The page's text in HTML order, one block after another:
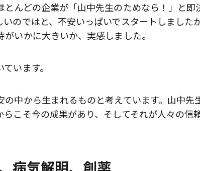
んどの企業が「山中先生のためなら！」と即
のではと、不安いっぱいでスタートしましたが
いかに大きいか、実感しました。
います。
中から生まれるものと考えています。山中先
こそ今の成果があり、そしてそれが人々の信